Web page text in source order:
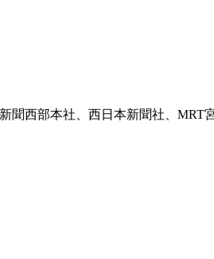
聞西部本社、西日本新聞社、